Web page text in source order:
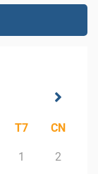
T7 CN
1 2